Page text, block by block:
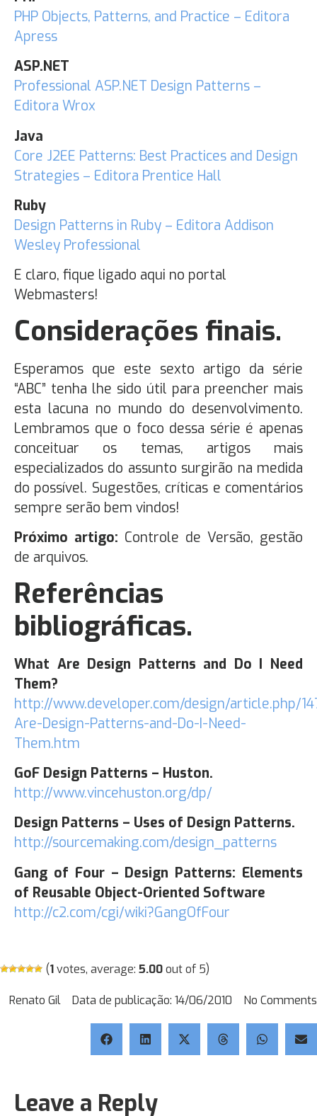
PHP Objects, Patterns, and Practice – Editora
Apress
ASP.NET
Professional ASP.NET Design Patterns –
Editora Wrox
Java
Core J2EE Patterns: Best Practices and Design
Strategies – Editora Prentice Hall
Ruby
Design Patterns in Ruby – Editora Addison
Wesley Professional
E claro, fique ligado aqui no portal
Webmasters!
Considerações finais.
Esperamos que este sexto artigo da série
“ABC” tenha lhe sido útil para preencher mais
esta lacuna no mundo do desenvolvimento.
Lembramos que o foco dessa série é apenas
conceituar os temas, artigos mais
especializados do assunto surgirão na medida
do possível. Sugestões, críticas e comentários
sempre serão bem vindos!
Próximo artigo: Controle de Versão, gestão
de arquivos.
Referências
bibliográficas.
What Are Design Patterns and Do I Need
Them?
http://www.developer.com/design/article.php/
Are-Design-Patterns-and-Do-I-Need-
Them.htm
GoF Design Patterns – Huston.
http://www.vincehuston.org/dp/
Design Patterns – Uses of Design Patterns.
http://sourcemaking.com/design_patterns
Gang of Four – Design Patterns: Elements
of Reusable Object-Oriented Software
http://c2.com/cgi/wiki?GangOfFour
(1votes, average: 5.00out of 5)
Renato Gil Data de publicação: 14/06/2010 No Comments
Leave a Reply